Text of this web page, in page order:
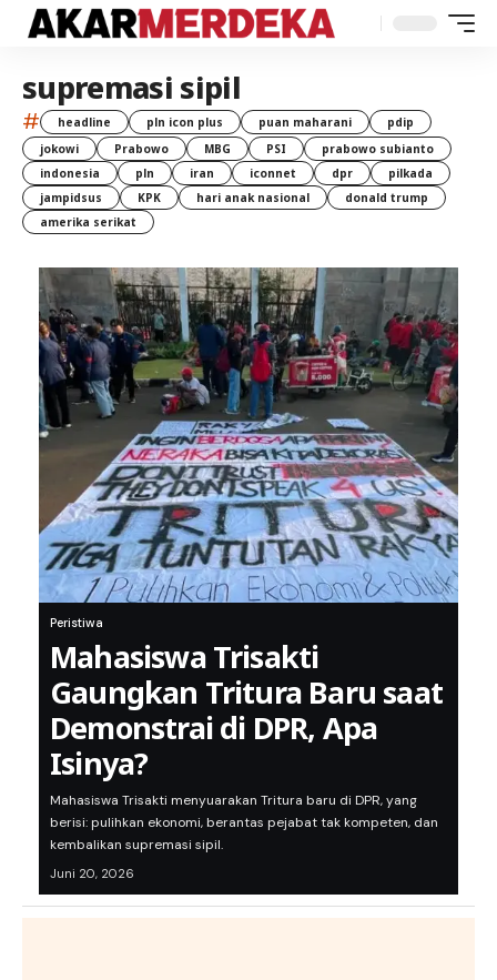
supremasi sipil
# headline pln icon plus puan maharani
pdip
jokowi
Prabowo MBG PSI
prabowo subianto
indonesia
pln iran iconnet dpr
pilkada
jampidsus
KPK hari anak nasional
donald trump
amerika serikat
Peristiwa
Mahasiswa Trisakti
Gaungkan Tritura Baru saat
Demonstrai di DPR, Apa
Isinya?
Mahasiswa Trisakti menyuarakan Tritura baru di DPR, yang
berisi: pulihkan ekonomi, berantas pejabat tak kompeten, dan
kembalikan supremasi sipil.
Juni 20, 2026